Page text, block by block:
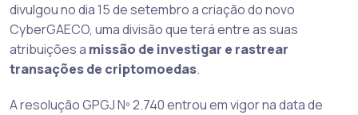
divulgou no dia 15 de setembro a criação do novo
CyberGAECO, uma divisão que terá entre as suas
atribuições a missão de investigar e rastrear
transações de criptomoedas.
A resolução GPGJ Nº 2.740 entrou em vigor na data de